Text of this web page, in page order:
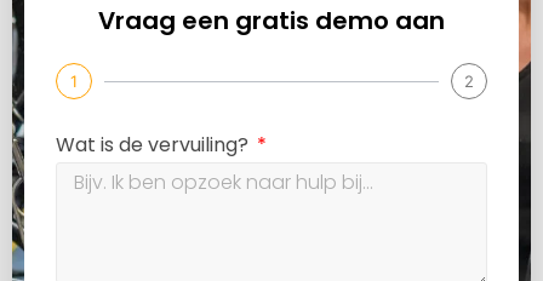
Vraag een gratis demo aan
1 2
Wat is de vervuiling?